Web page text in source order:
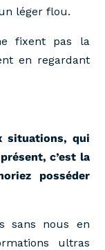
léger flou.
fixent pas la
en regardant
situations, qui
c’est la
posséder
sans nous en
ultras